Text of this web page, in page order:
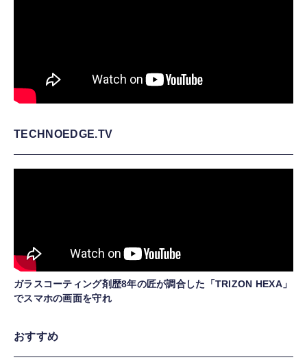
TECHNOEDGE.TV
ガラスコーティング剤歴8年の匠が調合した「TRIZON HEXA」
でスマホの画面を守れ
おすすめ